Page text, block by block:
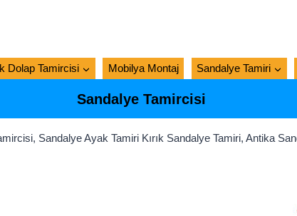
Dolap Tamircisi Mobilya Montaj Sandalye Tamiri
Sandalye Tamircisi
Sandalye Ayak Tamiri Kırık Sandalye Tamiri, Antika